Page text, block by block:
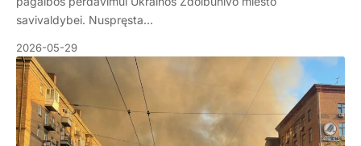
savivaldybei. Nuspręsta…
2026-05-29